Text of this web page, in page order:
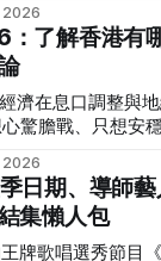
穩定現金流的收
文特別為您搜集
及基金三大領域
潛在風險，助您
這 15 隻橫跨港股
品性質2026年
率派息頻率核心定
- 6.6%半年配
2026
了解香港有
濟在息口調整與
驚膽戰、只想安
防守型工具。本
資產品，橫向比
巴打們最真實、最
2026
日期、導師
集懶人包
牌歌唱選秀節目